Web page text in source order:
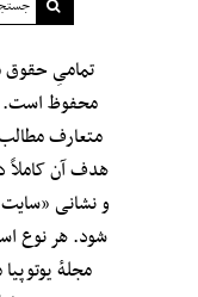
تمامیِ
محفوظ است.
متعارف
هدف آن کاملاً
و نشانی
شود. هر نوع
مجلهٔ